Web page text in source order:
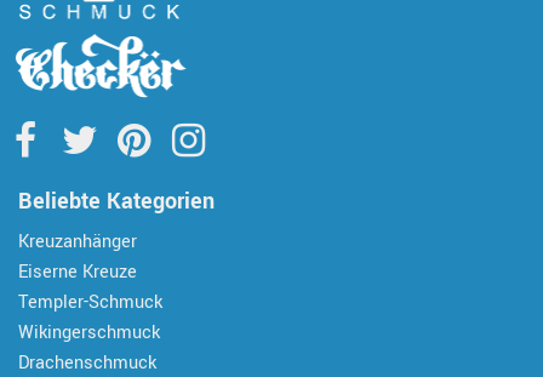
Beliebte Kategorien
Kreuzanhänger
Eiserne Kreuze
Templer-Schmuck
Wikingerschmuck
Drachenschmuck